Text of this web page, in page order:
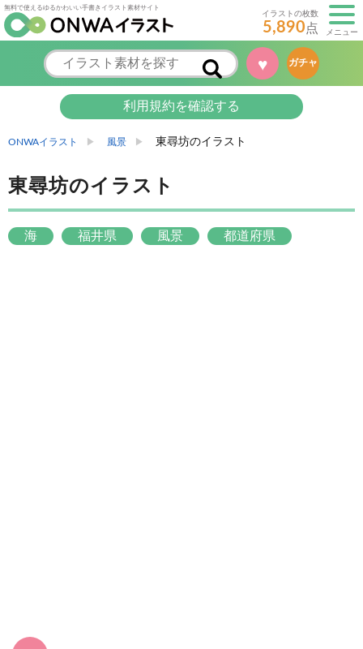
無料で使えるゆるかわいい手書きイラスト素材サイト
イラストの枚数
5,890点 メニュー
♥ ガチャ
利用規約を確認する
ONWAイラスト 風景 東尋坊のイラスト
東尋坊のイラスト
海 福井県 風景 都道府県